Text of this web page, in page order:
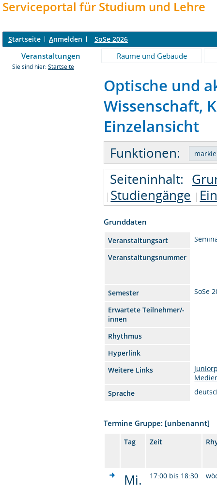
Serviceportal für Studium und Lehre
Startseite Anmelden SoSe 2026
Veranstaltungen Räume und Gebäude
Sie sind hier: Startseite
Optische und
Wissenschaft,
Einzelansicht
Funktionen:
Seiteninhalt:
Studiengänge
Grunddaten
Veranstaltungsart
Veranstaltungsnummer
Semester
SoSe
Erwartete Teilnehmer/-
innen
Rhythmus
Hyperlink
Weitere Links
Sprache
Termine Gruppe: [unbenannt]
Tag Zeit
Mi. 17:00 bis 18:30